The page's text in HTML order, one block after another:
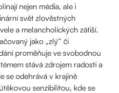
nejen média, ale i
svět zlověstných
a melancholických zátiší.
jako „zlý“ či
proměňuje ve svobodnou
stává zdrojem radosti a
se odehrává v krajině
senzibilitou, kde se